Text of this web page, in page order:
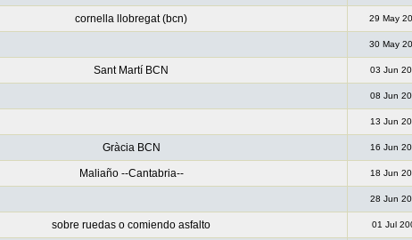
cornella llobregat (bcn) 29 May
30 May
Sant Martí BCN 03 Jun
08 Jun
13 Jun
Gràcia BCN 16 Jun
Maliaño --Cantabria-- 18 Jun
28 Jun
sobre ruedas o comiendo asfalto 01 Jul